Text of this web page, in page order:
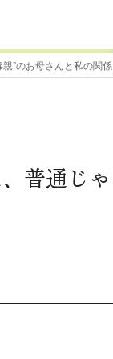
”のお母さんと私の関
普通じ